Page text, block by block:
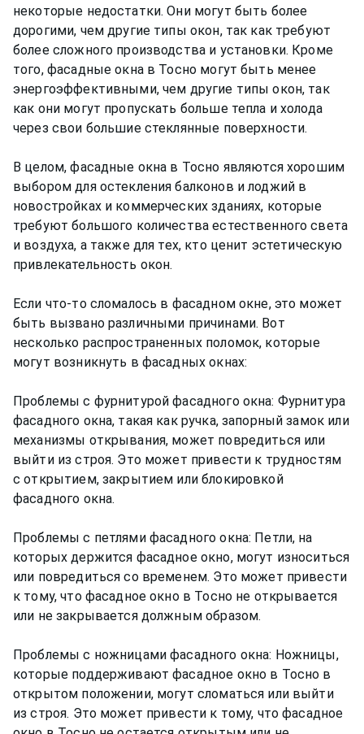
некоторые недостатки. Они могут быть более
дорогими, чем другие типы окон, так как требуют
более сложного производства и установки. Кроме
того, фасадные окна в Тосно могут быть менее
энергоэффективными, чем другие типы окон, так
как они могут пропускать больше тепла и холода
через свои большие стеклянные поверхности.
В целом, фасадные окна в Тосно являются хорошим
выбором для остекления балконов и лоджий в
новостройках и коммерческих зданиях, которые
требуют большого количества естественного света
и воздуха, а также для тех, кто ценит эстетическую
привлекательность окон.
Если что-то сломалось в фасадном окне, это может
быть вызвано различными причинами. Вот
несколько распространенных поломок, которые
могут возникнуть в фасадных окнах:
Проблемы с фурнитурой фасадного окна: Фурнитура
фасадного окна, такая как ручка, запорный замок или
механизмы открывания, может повредиться или
выйти из строя. Это может привести к трудностям
с открытием, закрытием или блокировкой
фасадного окна.
Проблемы с петлями фасадного окна: Петли, на
которых держится фасадное окно, могут износиться
или повредиться со временем. Это может привести
к тому, что фасадное окно в Тосно не открывается
или не закрывается должным образом.
Проблемы с ножницами фасадного окна: Ножницы,
которые поддерживают фасадное окно в Тосно в
открытом положении, могут сломаться или выйти
из строя. Это может привести к тому, что фасадное